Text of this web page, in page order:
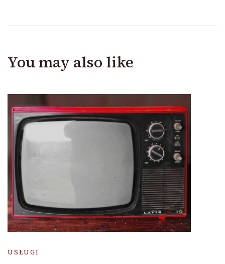
You may also like
USŁUGI